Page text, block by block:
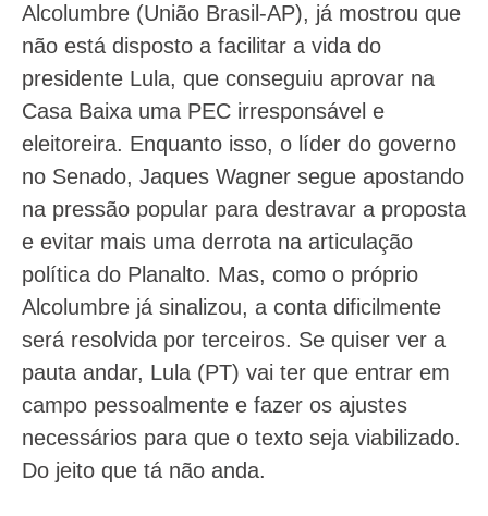
Alcolumbre (União Brasil-AP), já mostrou que
não está disposto a facilitar a vida do
presidente Lula, que conseguiu aprovar na
Casa Baixa uma PEC irresponsável e
eleitoreira. Enquanto isso, o líder do governo
no Senado, Jaques Wagner segue apostando
na pressão popular para destravar a proposta
e evitar mais uma derrota na articulação
política do Planalto. Mas, como o próprio
Alcolumbre já sinalizou, a conta dificilmente
será resolvida por terceiros. Se quiser ver a
pauta andar, Lula (PT) vai ter que entrar em
campo pessoalmente e fazer os ajustes
necessários para que o texto seja viabilizado.
Do jeito que tá não anda.